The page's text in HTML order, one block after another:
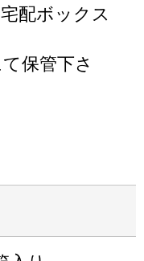
配ボックス
保管下さ